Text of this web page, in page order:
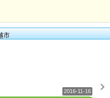
市
2016-11-16